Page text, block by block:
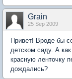
Grain
25 Sep 2009
Привет! Вроде бы
детском саду. А
красную ленточку
дождались?